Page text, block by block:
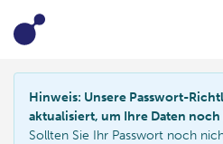
Benachrichtigungen
Hinweis: Unsere Passwort-
aktualisiert, um Ihre Daten noch
Sollten Sie Ihr Passwort noch